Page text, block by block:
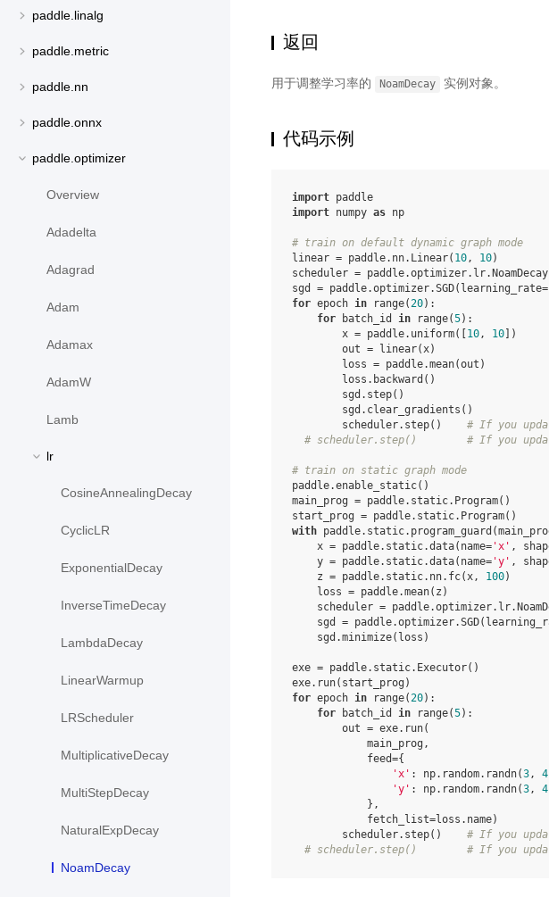
paddle.linalg
paddle.metric
paddle.nn
paddle.onnx
paddle.optimizer
Overview
Adadelta
Adagrad
Adam
Adamax
AdamW
Lamb
lr
CosineAnnealingDecay
CyclicLR
ExponentialDecay
InverseTimeDecay
LambdaDecay
LinearWarmup
LRScheduler
MultiplicativeDecay
MultiStepDecay
NaturalExpDecay
NoamDecay
返回
用于调整学习率的 NoamDecay 实例对象。
代码示例
import paddle
import numpy as np
# train on default dynamic graph mode
linear = paddle. nn. Linear( 10, 10)
scheduler = paddle.optimizer. lr. NoamDecay
sgd
= paddle.optimizer.SGD( learning_rate=
for epoch in range(20):
for
batch_id in range(5):
x = paddle. uniform([ 10, 10 ])
out = linear(x)
loss = paddle.mean(out )
loss . backward ()
sgd . step()
sgd . clear_gradients ()
scheduler. step()
# If you
# scheduler.step()        # If you
# train on static graph mode
paddle.enable_static()
main_prog = paddle. static. Program()
start_prog = paddle. static. Program()
with paddle. static. program_guard (
x = paddle. static.data( name= 'x' ,
y = paddle. static.data( name= 'y' ,
z = paddle. static. nn. fc(x, 100)
loss = paddle.mean( z )
scheduler = paddle.optimizer. lr.
sgd
= paddle.optimizer.SGD(
sgd .minimize( loss )
exe = paddle. static. Executor()
exe. run( start_prog )
for epoch in range(20):
for
batch_id in range(5):
out = exe. run(
main_prog ,
feed={
'x' : np. random. randn(3, 4
'y' : np. random. randn(3, 4
},
fetch_list=loss . name)
scheduler. step()
# If you
# scheduler.step()        # If you